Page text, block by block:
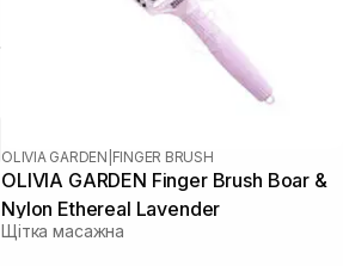
OLIVIA GARDEN FINGER BRUSH
OLIVIA GARDEN Finger Brush Boar &
Nylon Ethereal Lavender
Щітка масажна